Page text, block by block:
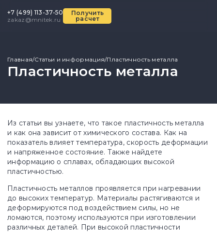
+7 (499) 113-37-50
zakaz@mnitek.ru
Получить
расчет
Главная/Статьи и информация/Пластичность металла
Пластичность металла
Из статьи вы узнаете, что такое пластичность металла
и как она зависит от химического состава. Как на
показатель влияет температура, скорость деформации
и напряженное состояние. Также найдете
информацию о сплавах, обладающих высокой
пластичностью.
Пластичность металлов проявляется при нагревании
до высоких температур. Материалы растягиваются и
деформируются под воздействием силы, но не
ломаются, поэтому используются при изготовлении
различных деталей. При высокой пластичности